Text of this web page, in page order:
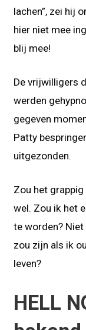
lachen”, zei hij
hier niet mee
blij mee!
De vrijwilligers
werden
gegeven
Patty
uitgezonden.
Zou het
wel. Zou ik het
te worden?
zou zijn als ik
leven?
HELL